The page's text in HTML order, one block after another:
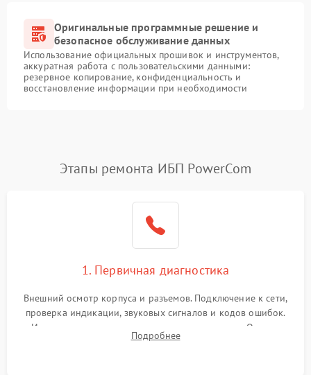
Оригинальные программные решение и
безопасное обслуживание данных
Использование официальных прошивок и инструментов,
аккуратная работа с пользовательскими данными:
резервное копирование, конфиденциальность и
восстановление информации при необходимости
Этапы ремонта ИБП PowerCom
1. Первичная диагностика
Внешний осмотр корпуса и разъемов. Подключение к сети,
проверка индикации, звуковых сигналов и кодов ошибок.
Измерение входного и выходного напряжения. Оценка
реакции ИБП на отключение основного питания без
Подробнее